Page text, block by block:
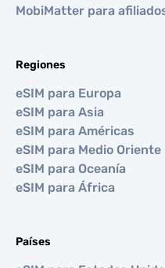
MobiMatter para
Regiones
eSIM para Europa
eSIM para Asia
eSIM para Américas
eSIM para Medio Oriente
eSIM para Oceanía
eSIM para África
Países